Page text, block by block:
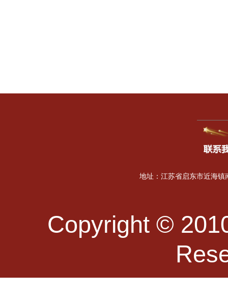
Copyright ©